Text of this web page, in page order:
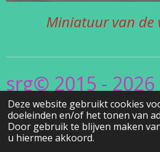
Deze website gebruikt cookies
doeleinden en/of het tonen van
Door gebruik te blijven maken
u hiermee akkoord.
Miniatuur van de
srg© 2015 - 2026
www.Christel's